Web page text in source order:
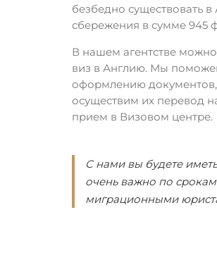
безбедно существовать
сбережения в сумме 945
В нашем агентстве
виз в Англию. Мы
оформлению
осуществим их перевод
прием в Визовом центре.
С нами вы будете
очень важно по
миграционными